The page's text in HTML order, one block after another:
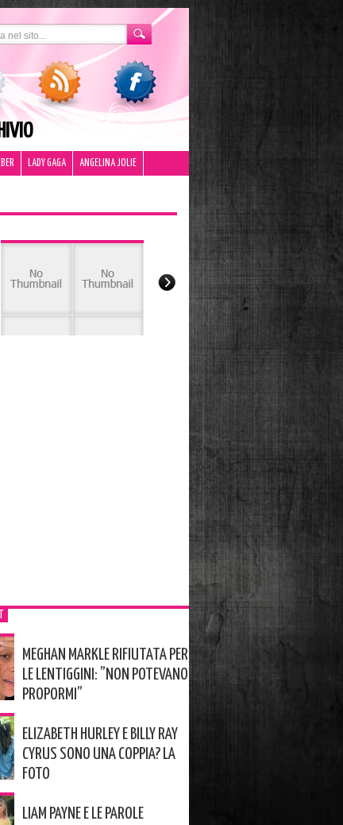
LADY GAGA ANGELINA JOLIE
MEGHAN MARKLE RIFIUTATA PER
LE LENTIGGINI: ”NON POTEVANO
PROPORMI”
ELIZABETH HURLEY E BILLY RAY
CYRUS SONO UNA COPPIA? LA
FOTO
LIAM PAYNE E LE PAROLE